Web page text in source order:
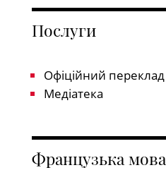
Послуги
Офіційний переклад
Медіатека
Французька мова